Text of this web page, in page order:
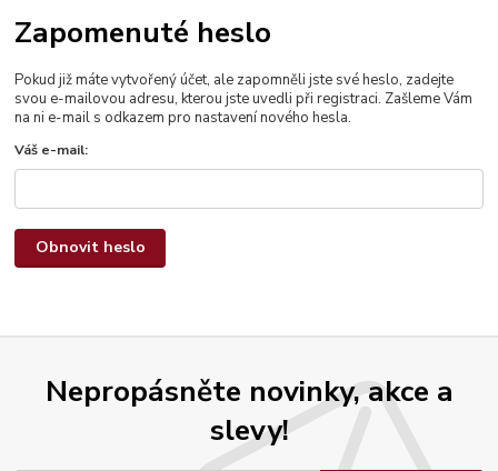
Zapomenuté heslo
Pokud již máte vytvořený účet, ale zapomněli jste své heslo, zadejte
svou e-mailovou adresu, kterou jste uvedli při registraci. Zašleme Vám
na ni e-mail s odkazem pro nastavení nového hesla.
Váš e-mail:
Obnovit heslo
Nepropásněte novinky, akce a
slevy!